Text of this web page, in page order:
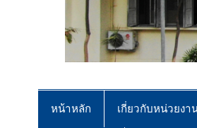
หน้าหลัก เกี่ยวกับหน่วยงา